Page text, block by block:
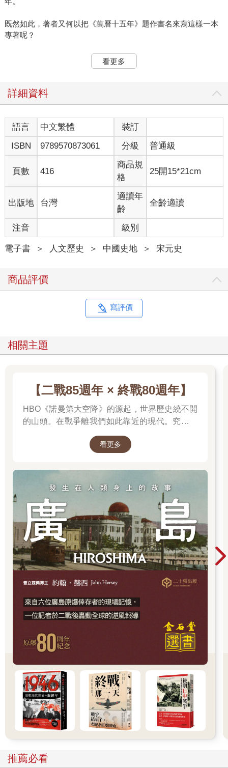
既然如此，著者又何以把《萬曆十五年》題作書名來寫這樣一本
專著呢？
一五八七年，在西歐歷史上為西班牙艦隊全部出動征英的前一
年。當年，在我國的朝廷上發生了若干為歷史學家所易於忽視的
生大事的癥結，也是將在以後掀起波瀾的機緣。其間關係因果，
由於表面看來是末端小節，我們的論述也無妨從小事開始。
這一年陽曆的三月二日，北京城內街道兩邊的冰雪尙未解凍。天
氣雖然不算酷寒，但樹枝還沒有發芽，不是戶外活動的良好季
節。然而在當日的午餐時分，大街上卻熙熙攘攘。原來是消息傳
來，皇帝陛下要舉行午朝大典，文武百官不敢怠慢，立即奔赴皇
城。乘轎的高級官員，還有機會在轎中整理冠帶；徒步的低級官
員，從六部衙門到皇城，路程將近一哩，抵達時喘息未定，也就
站在大明門前守衛的禁衛軍，事先也沒有接到有關的命令，但看
到大批盛裝的官員來臨，也就以為確係舉行大典，因而未加詢
衛「大漢將軍」也不見蹤影，不免心中揣測，互相詢問：所謂午
朝是否訛傳？
近侍宦官宣布了確切消息，皇帝陛下並未召集午朝，官員們也就
相繼退散。驚魂既定，這空穴來風的午朝事件不免成為交談議論
們交談議論之際，一道聖旨已由執掌文書的宦官傳到內閣，大意
是：今日午間之事，實與禮部及鴻臚寺職責攸關。禮部掌擬具儀
注，鴻臚寺掌領督演習。該二衙門明知午朝大典已經多年未曾舉
行，絕無在儀注未備之時，倉卒傳喚百官之理。是以其他衙門既
已以訛傳誤，該二衙門自當立即阻止。既未阻止，即係玩忽職
守，著從尙書、寺卿以下官員各罰俸兩月，並仍須査究係何人首
禮部的調查毫無結果，於是只能回奏：當時衆口相傳，首先訛傳
者無法査明。為了使這些昏昏然的官員知所儆戒，皇帝把罰俸的
範圍由禮部、鴻臚寺擴大到了全部在京供職的官員。
由於工作不能盡職或者奏事言辭不妥，觸怒聖心，對幾個官員作
罰俸的處分，本來是極為平常的事。但這次處罰竟及於全部京
官，實在是前所未有的嚴峻。本朝官俸微薄，京城中高級官員的
豪華生活，絕非區區法定的俸銀所能維持。如各部尙書的官階為
正二品，全年的俸銀只有一百五十二兩。他們的收入主要依靠地
方官的饋贈、各省的總督巡撫所送的禮金或禮品，往往一次即可
相當於十倍的年俸。
這種情況自然早在聖明的洞鑒之中，傳旨罰俸，或許正是考慮到
此輩並不賴官俸為生而以示薄懲。但對多數低級官員來說，被罰
俸兩月，就會感到拮据，甚至付不出必要的家庭開支了。
按照傳統觀念，皇帝的意旨總是絕對公允的，聖旨既下，就不再
允許有任何非議。這一事件，也難怪萬曆皇帝聖心震怒，因為從
皇帝到臣僚都彼此心照，朝廷上的政事千頭萬緒，而其要點則不
出於禮儀和人事兩項。僅以禮儀而言，它體現了尊卑等級並維護
了國家體制。
我們的帝國，以文人管理為數至千萬、萬萬的農民，如果對全部
實際問題都要在朝廷上和盤托出，拿來檢討分析，自然是辦不到
的。所以我們的祖先就抓住了禮這個要點，要求大小官員按部就
班，上下有序，以此作為全國的榜樣。現在全體京官自相驚擾，
狼奔豕突，實在是不成體統。
看更多
詳細資料
語言 中文繁體
裝訂
ISBN
9789570873061 分級 普通級
頁數 416
商品規
格
25開15*21cm
出版地 台灣
適讀年
齡
全齡適讀
注音 級別
電子書 ＞ 人文歷史 ＞ 中國史地 ＞ 宋元史
商品評價
寫評價
相關主題
【二戰85週年 × 終戰80週年】
HBO《諾曼第大空降》的源起，世界歷史繞不開
的山頭。在戰爭離我們如此靠近的現代。究竟是
後、影響至今的軍事衝突？我們站在世界和平的
理由。
看更多
推薦必看